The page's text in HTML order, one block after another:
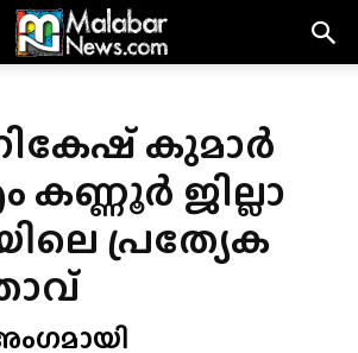
കുമാർ
കണ്ണൂർ ജില്ലാ
പ്രത്യേക